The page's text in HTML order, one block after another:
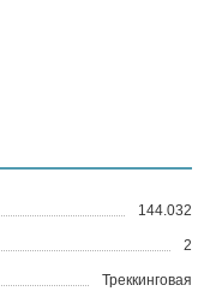
144.032
2
Треккинговая